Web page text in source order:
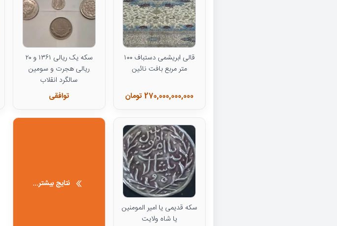
قالی ابریشمی دستباف ۱۰۰
متر مربع بافت نائین
270,000,000,000 تومان
سکه یک ریالی ۱۳۶۱ و ۲۰
ریالی هجرت و سومین
سالگرد انقلاب
توافقی
سکه قدیمی یا امیر المومنین
یا شاه ولایت
نتایج بیشتر...